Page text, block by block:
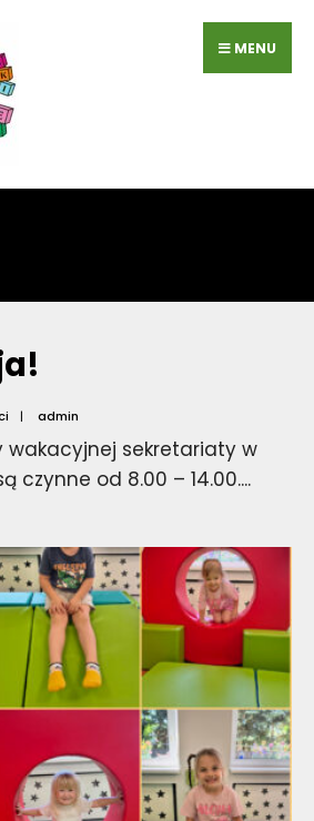
MENU
| admin
wakacyjnej sekretariaty w
czynne od 8.00 – 14.00....